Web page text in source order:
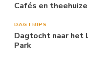
Cafés en
DAGTRIPS
Dagtocht naar het
Park